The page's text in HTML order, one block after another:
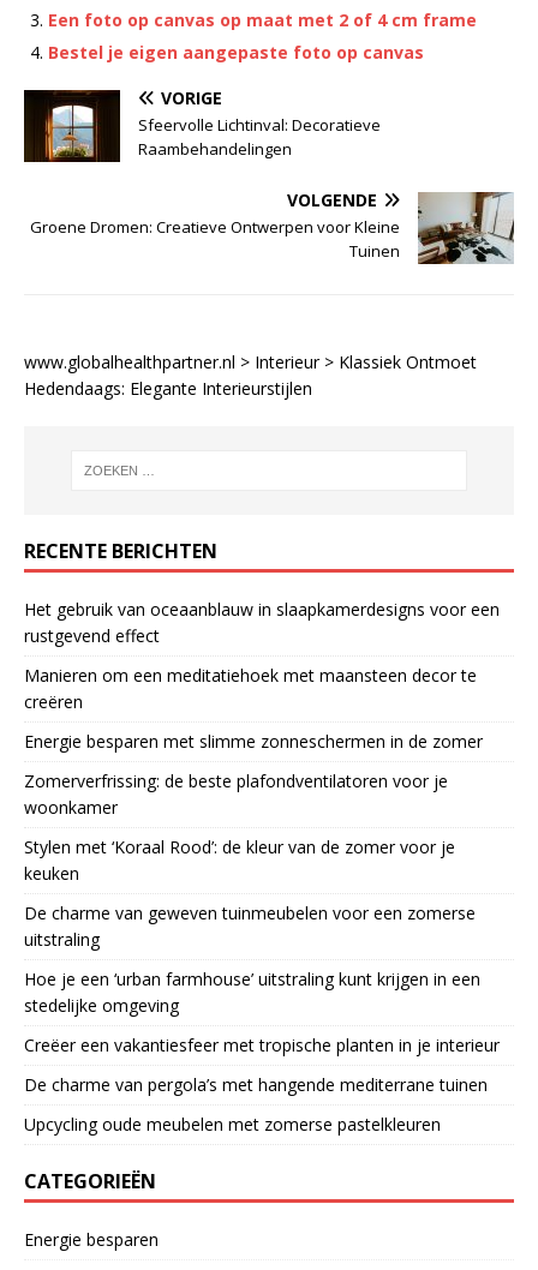
Een foto op canvas op maat met 2 of 4 cm frame
Bestel je eigen aangepaste foto op canvas
VORIGE
Sfeervolle Lichtinval: Decoratieve
Raambehandelingen
VOLGENDE
Groene Dromen: Creatieve Ontwerpen voor Kleine
Tuinen
www.globalhealthpartner.nl > Interieur> Klassiek Ontmoet
Hedendaags: Elegante Interieurstijlen
RECENTE BERICHTEN
Het gebruik van oceaanblauw in slaapkamerdesigns voor een
rustgevend effect
Manieren om een meditatiehoek met maansteen decor te
creëren
Energie besparen met slimme zonneschermen in de zomer
Zomerverfrissing: de beste plafondventilatoren voor je
woonkamer
Stylen met ‘Koraal Rood’: de kleur van de zomer voor je
keuken
De charme van geweven tuinmeubelen voor een zomerse
uitstraling
Hoe je een ‘urban farmhouse’ uitstraling kunt krijgen in een
stedelijke omgeving
Creëer een vakantiesfeer met tropische planten in je interieur
De charme van pergola’s met hangende mediterrane tuinen
Upcycling oude meubelen met zomerse pastelkleuren
CATEGORIEËN
Energie besparen